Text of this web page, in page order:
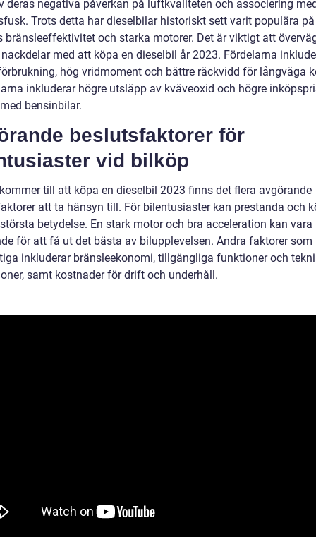
deras negativa påverkan på luftkvaliteten och associering
Trots detta har dieselbilar historiskt sett varit populära
bränsleeffektivitet och starka motorer. Det är viktigt att
med att köpa en dieselbil år 2023. Fördelarna
hög vridmoment och bättre räckvidd för långväga
inkluderar högre utsläpp av kväveoxid och högre
bensinbilar.
beslutsfaktorer för
vid bilköp
till att köpa en dieselbil 2023 finns det flera avgörande
att ta hänsyn till. För bilentusiaster kan prestanda och
betydelse. En stark motor och bra acceleration kan vara
för att få ut det bästa av bilupplevelsen. Andra faktorer som
inkluderar bränsleekonomi, tillgängliga funktioner och
samt kostnader för drift och underhåll.